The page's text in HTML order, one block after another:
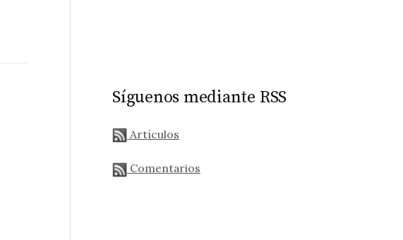
Síguenos mediante RSS
Artículos
Comentarios